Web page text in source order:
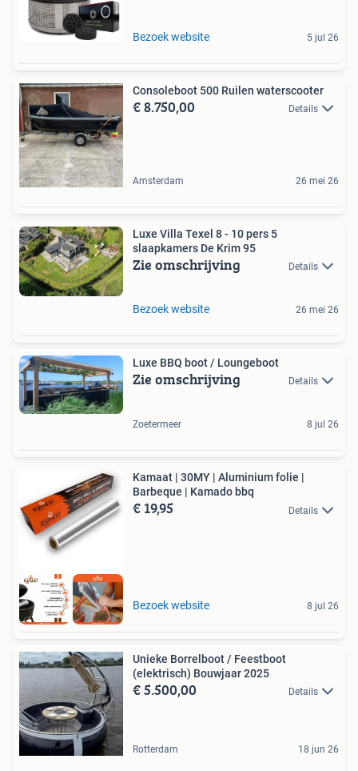
Bezoek website 5 jul 26
Consoleboot 500 Ruilen waterscooter
€ 8.750,00 Details
Amsterdam 26 mei 26
Luxe Villa Texel 8 - 10 pers 5
slaapkamers De Krim 95
Zie omschrijving Details
Bezoek website 26 mei 26
Luxe BBQ boot / Loungeboot
Zie omschrijving Details
Zoetermeer 8 jul 26
Kamaat | 30MY | Aluminium folie |
Barbeque | Kamado bbq
€ 19,95 Details
Bezoek website 8 jul 26
Unieke Borrelboot / Feestboot
(elektrisch) Bouwjaar 2025
€ 5.500,00 Details
Rotterdam 18 jun 26